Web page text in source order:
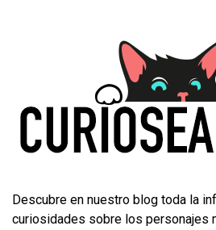
Descubre en nuestro blog toda la
curiosidades sobre los personajes